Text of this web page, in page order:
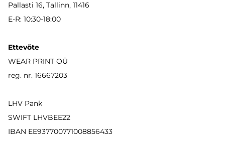
Pallasti 16, Tallinn, 11416
E-R: 10:30-18:00
Ettevõte
WEAR PRINT OÜ
reg. nr. 16667203
LHV Pank
SWIFT LHVBEE22
IBAN EE937700771008856433